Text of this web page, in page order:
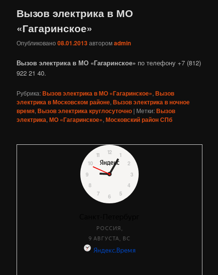
Вызов электрика в МО
«Гагаринское»
Опубликовано08.01.2013авторомadmin
Вызов электрика в МО «Гагаринское» по телефону +7 (812)
922 21 40.
Рубрика:Вызов электрика в МО «Гагаринское»,Вызов
электрика в Московском районе,Вызов электрика в ночное
время,Вызов электрика круглосуточно | Метки:Вызов
электрика,МО «Гагаринское»,Московский район СПб